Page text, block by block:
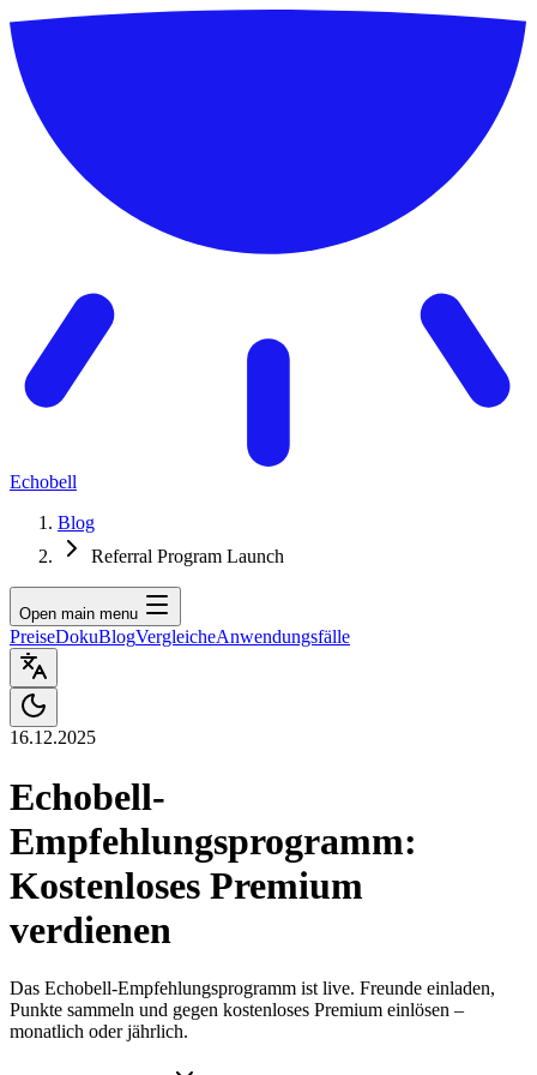
Echobell
Blog
Referral Program Launch
Open main menu
PreiseDokuBlogVergleicheAnwendungsfälle
16.12.2025
Echobell-
Empfehlungsprogramm:
Kostenloses Premium
verdienen
Das Echobell-Empfehlungsprogramm ist live. Freunde einladen,
Punkte sammeln und gegen kostenloses Premium einlösen –
monatlich oder jährlich.